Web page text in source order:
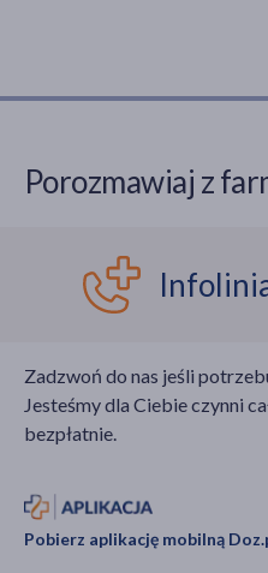
Porozmawiaj z
Zadzwoń do nas jeśli
Jesteśmy dla Ciebie czynni
bezpłatnie.
Pobierz aplikację mobilną